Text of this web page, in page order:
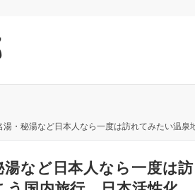
・秘湯など日本人なら一度は訪れてみたい
など日本人なら一度は訪